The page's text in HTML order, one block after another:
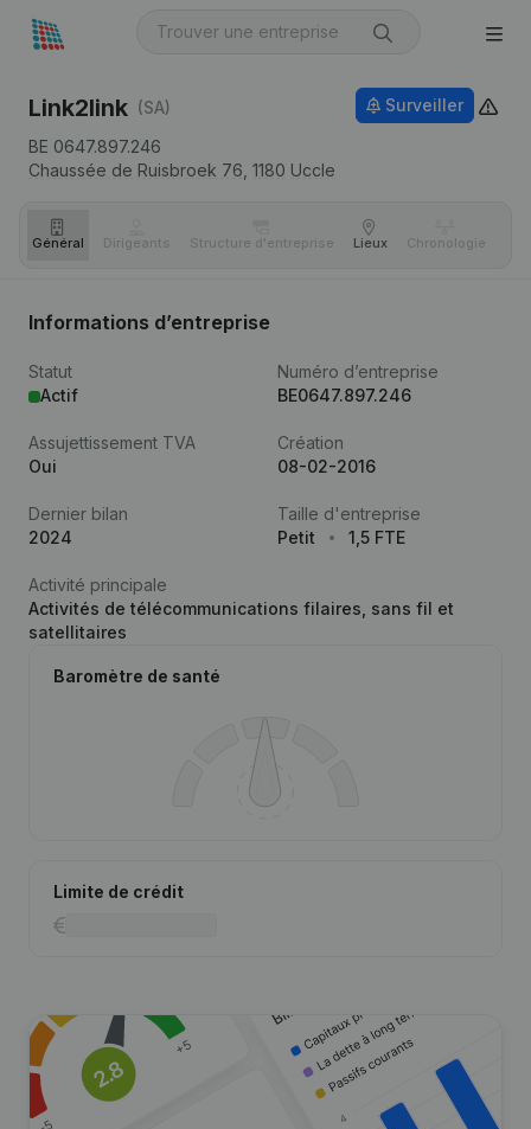
Link2link (SA)
BE 0647.897.246
Chaussée de Ruisbroek 76, 1180 Uccle
Surveiller
Général Dirigeants Structure d'entreprise Lieux Chronologie
Informations d’entreprise
Statut
Actif
Numéro d’entreprise
BE0647.897.246
Assujettissement TVA
Oui
Création
08-02-2016
Dernier bilan
2024
Taille d'entreprise
Petit
1,5 FTE
Activité principale
Activités de télécommunications filaires, sans fil et
satellitaires
Baromètre de santé
Limite de crédit